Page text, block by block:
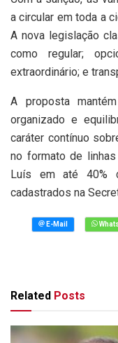
a circular em toda a
A nova legislação
como regular;
extraordinário; e
A proposta
organizado e
caráter contínuo
no formato de
Luís em até 40%
cadastrados na
Related Posts